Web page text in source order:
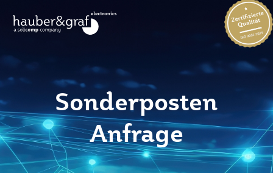
Sonderposten
Anfrage